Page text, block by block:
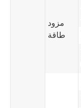
مزود
طاقة